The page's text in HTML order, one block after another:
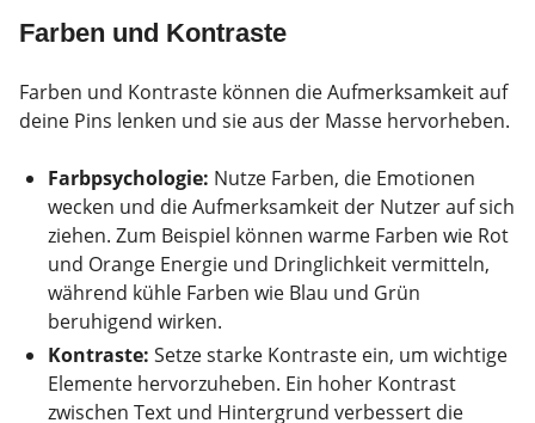
Farben und Kontraste
Farben und Kontraste können die Aufmerksamkeit auf
deine Pins lenken und sie aus der Masse hervorheben.
Farbpsychologie: Nutze Farben, die Emotionen
wecken und die Aufmerksamkeit der Nutzer auf sich
ziehen. Zum Beispiel können warme Farben wie Rot
und Orange Energie und Dringlichkeit vermitteln,
während kühle Farben wie Blau und Grün
beruhigend wirken.
Kontraste: Setze starke Kontraste ein, um wichtige
Elemente hervorzuheben. Ein hoher Kontrast
zwischen Text und Hintergrund verbessert die